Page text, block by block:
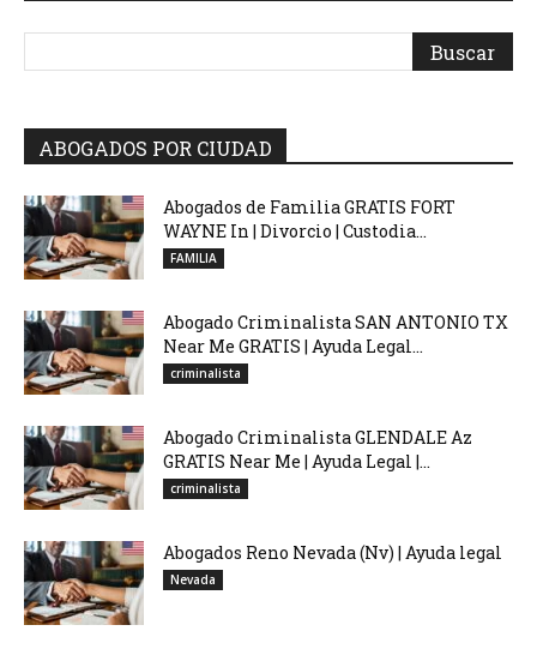
ABOGADOS POR CIUDAD
Abogados de Familia GRATIS FORT
WAYNE In | Divorcio | Custodia...
FAMILIA
Abogado Criminalista SAN ANTONIO TX
Near Me GRATIS | Ayuda Legal...
criminalista
Abogado Criminalista GLENDALE Az
GRATIS Near Me | Ayuda Legal |...
criminalista
Abogados Reno Nevada (Nv) | Ayuda legal
Nevada